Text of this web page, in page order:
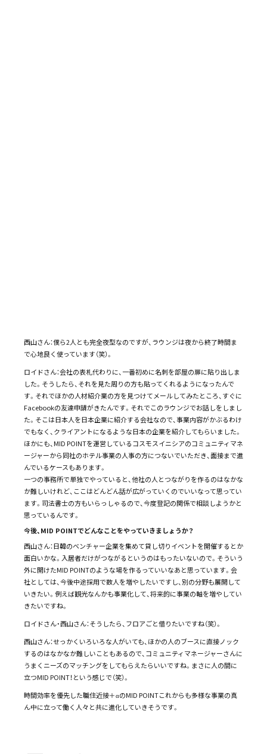
西山さん：僕ら2人とも完全夜型なのですが、ラウンジは夜から終了時間ま
で心地良く使っています（笑）。
ロイドさん：会社の表札代わりに、一番初めに名刺を部屋の扉に貼り出しま
した。そうしたら、それを見た周りの方も貼ってくれるようになったんで
す。それでほかの人材紹介業の方を見つけてメールしてみたところ、すぐに
Facebookの友達申請がきたんです。それでこのラウンジでお話しをしまし
た。そこは日本人を日本企業に紹介する会社なので、事業内容がかぶるわけ
でもなく、クライアントになるような日本の企業を紹介してもらいました。
ほかにも、MID POINTを運営しているコスモスイニシアのコミュニティマネ
ージャーから同社のホテル事業の人事の方につないでいただき、面接まで進
んでいるケースもあります。
一つの事務所で単独でやっていると、他社の人とつながりを作るのはなかな
か難しいけれど、ここはどんどん話が広がっていくのでいいなって思ってい
ます。司法書士の方もいらっしゃるので、今度登記の関係で相談しようかと
思っているんです。
今後、MID POINTでどんなことをやっていきましょうか？
西山さん：日韓のベンチャー企業を集めて貸し切りイベントを開催するとか
面白いかな。入居者だけがつながるというのはもったいないので。そういう
外に開けたMID POINTのような場を作るっていいなあと思っています。会
社としては、今後中途採用で数人を増やしたいですし、別の分野も展開して
いきたい。例えば観光なんかも事業化して、将来的に事業の軸を増やしてい
きたいですね。
ロイドさん・西山さん：そうしたら、フロアごと借りたいですね（笑）。
西山さん：せっかくいろいろな人がいても、ほかの人のブースに直接ノック
するのはなかなか難しいこともあるので、コミュニティマネージャーさんに
うまくニーズのマッチングをしてもらえたらいいですね。まさに人の間に
立つMID POINT！という感じで（笑）。
時間効率を優先した職住近接＋αのMID POINT――これからも多様な事業の真
ん中に立って働く人々と共に進化していきそうです。